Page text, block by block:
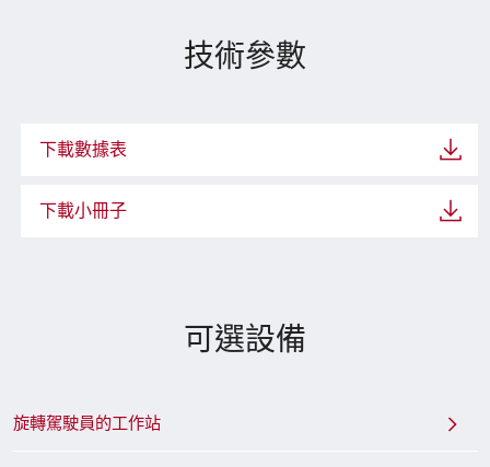
技術參數
下載數據表
下載小冊子
可選設備
旋轉駕駛員的工作站